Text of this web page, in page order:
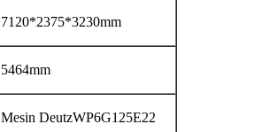
7120*2375*3230mm
5464mm
Mesin DeutzWP6G125E22